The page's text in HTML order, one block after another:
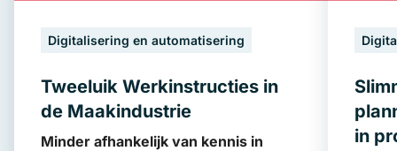
Digitalisering en automatisering
Tweeluik Werkinstructies in
de Maakindustrie
Minder afhankelijk van kennis in
in